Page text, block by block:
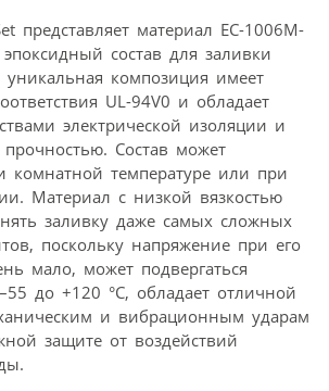
представляет материал EC-1006M-
состав для заливки
уникальная композиция имеет
UL-94V0 и обладает
электрической изоляции и
прочностью. Состав может
комнатной температуре или при
Материал с низкой вязкостью
заливку даже самых сложных
поскольку напряжение при его
мало, может подвергаться
до +120 °C, обладает отличной
и вибрационным ударам
защите от воздействий